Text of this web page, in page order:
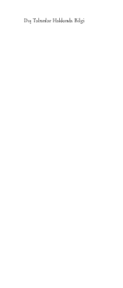
Dış Tabanlar Hakkında Bilgi